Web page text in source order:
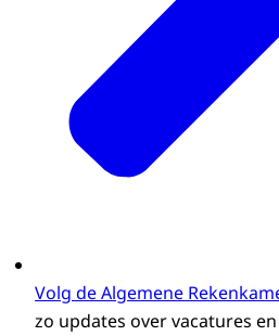
Volg de Algemene
zo updates over vacatures